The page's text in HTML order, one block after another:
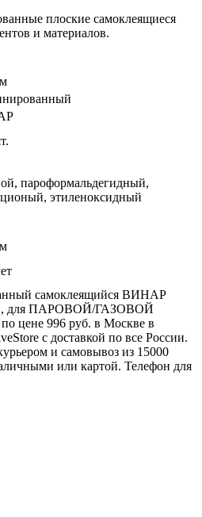
плоские самоклеящиеся
и материалов.
пароформальдегидный,
этиленоксидный
самоклеящийся ВИНАР
для ПАРОВОЙ/ГАЗОВОЙ
цене 996 руб. в Москве в
с доставкой по все России.
и самовывоз из 15000
или картой. Телефон для